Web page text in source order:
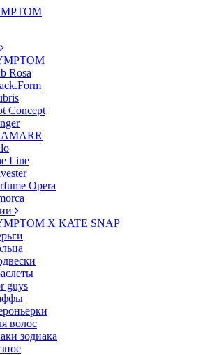
Rosa
Concept
Line
Opera
X KATE SNAP
guys
волос
зодиака